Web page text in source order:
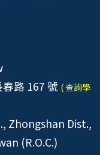
路 167 號 ( 查詢學
Zhongshan Dist.,
(R.O.C.)